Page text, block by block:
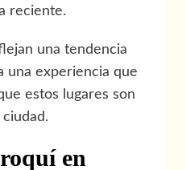
reciente.
una tendencia
una experiencia que
estos lugares son
en